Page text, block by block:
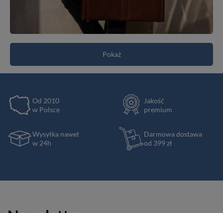
Pokaż
Od 2010
w Polsce
Jakość
premium
Wysyłka nawet
w 24h
Darmowa dostawa
od 399 zł